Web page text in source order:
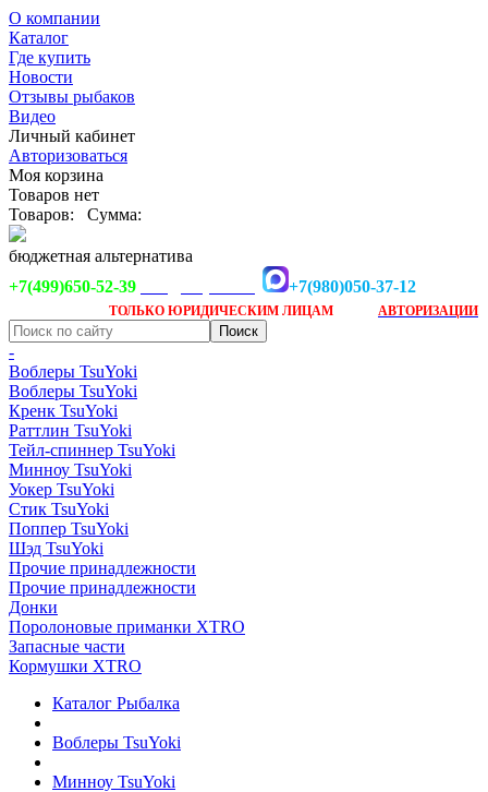
О компании
Каталог
Где купить
Новости
Отзывы рыбаков
Видео
Личный кабинет
Авторизоваться
Моя корзина
Товаров нет
Товаров:
Сумма:
бюджетная альтернатива
+7(499)650-52-39
+7(980)050-37-12
ТОЛЬКО ЮРИДИЧЕСКИМ ЛИЦАМ АВТОРИЗАЦИИ
-
Воблеры TsuYoki
Воблеры TsuYoki
Кренк TsuYoki
Раттлин TsuYoki
Тейл-спиннер TsuYoki
Минноу TsuYoki
Уокер TsuYoki
Стик TsuYoki
Поппер TsuYoki
Шэд TsuYoki
Прочие принадлежности
Прочие принадлежности
Донки
Поролоновые приманки XTRO
Запасные части
Кормушки XTRO
Каталог Рыбалка
Воблеры TsuYoki
Минноу TsuYoki